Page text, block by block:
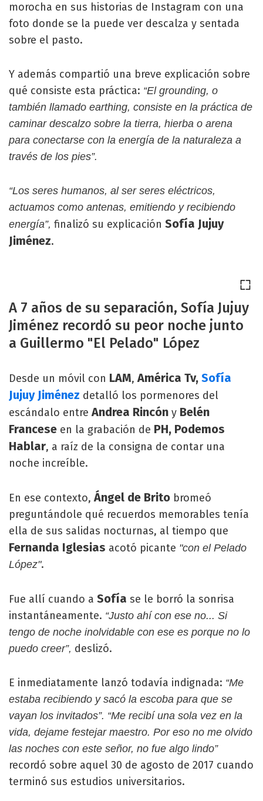
morocha en sus historias de Instagram con una
foto donde se la puede ver descalza y sentada
sobre el pasto.
Y además compartió una breve explicación sobre
qué consiste esta práctica: “El grounding, o
también llamado earthing, consiste en la práctica de
caminar descalzo sobre la tierra, hierba o arena
para conectarse con la energía de la naturaleza a
través de los pies”.
“Los seres humanos, al ser seres eléctricos,
actuamos como antenas, emitiendo y recibiendo
energía”, finalizó su explicación Sofía Jujuy
Jiménez.
A 7 años de su separación, Sofía Jujuy
Jiménez recordó su peor noche junto
a Guillermo "El Pelado" López
Desde un móvil con LAM, América Tv, Sofía
Jujuy Jiménez detalló los pormenores del
escándalo entreAndrea Rincón y Belén
Francese en la grabación de PH, Podemos
Hablar, a raíz de la consigna de contar una
noche increíble.
En ese contexto,Ángel de Brito bromeó
preguntándole qué recuerdos memorables tenía
ella de sus salidas nocturnas, al tiempo que
Fernanda Iglesias acotó picante "con el Pelado
López".
Fue allí cuando a Sofía se le borró la sonrisa
instantáneamente. “Justo ahí con ese no... Si
tengo de noche inolvidable con ese es porque no lo
puedo creer”, deslizó.
E inmediatamente lanzó todavía indignada: “Me
estaba recibiendo y sacó la escoba para que se
vayan los invitados”. “Me recibí una sola vez en la
vida, dejame festejar maestro. Por eso no me olvido
las noches con este señor, no fue algo lindo”
recordó sobre aquel 30 de agosto de 2017 cuando
terminó sus estudios universitarios.